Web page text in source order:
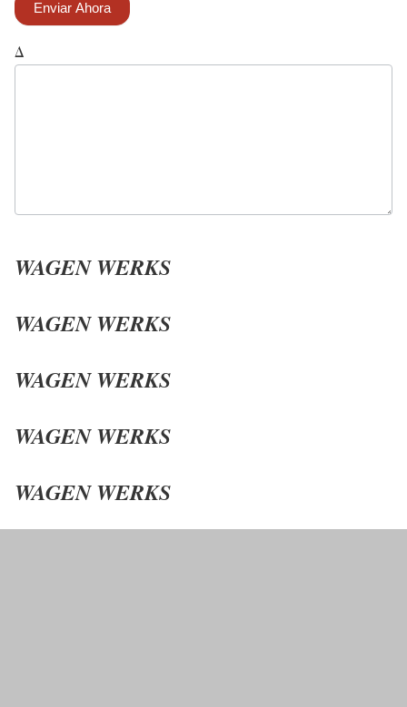
Enviar Ahora
Δ
WAGEN WERKS
WAGEN WERKS
WAGEN WERKS
WAGEN WERKS
WAGEN WERKS